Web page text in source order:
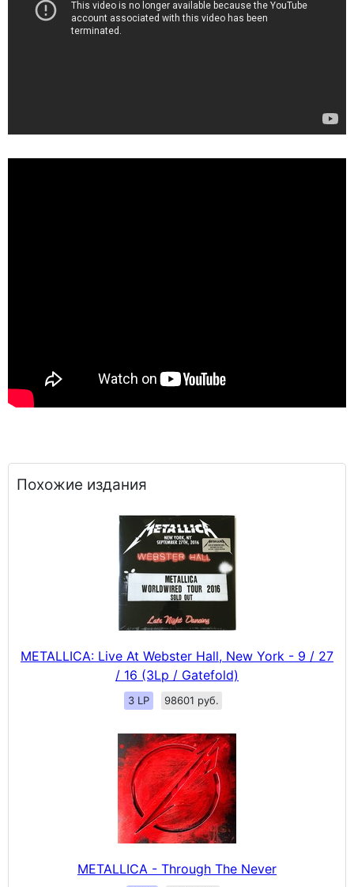
Похожие издания
METALLICA: Live At Webster Hall, New York - 9 / 27
/ 16 (3Lp / Gatefold)
3 LP 98601 руб.
METALLICA - Through The Never